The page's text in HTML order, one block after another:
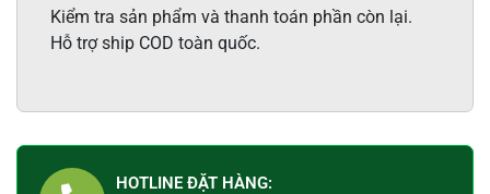
Kiểm tra sản phẩm và thanh toán phần còn lại.
Hỗ trợ ship COD toàn quốc.
HOTLINE ĐẶT HÀNG: